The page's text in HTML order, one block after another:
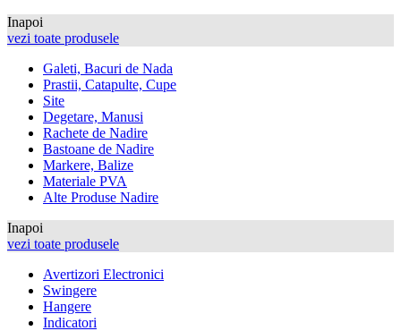
Inapoi
vezi toate produsele
Galeti, Bacuri de Nada
Prastii, Catapulte, Cupe
Site
Degetare, Manusi
Rachete de Nadire
Bastoane de Nadire
Markere, Balize
Materiale PVA
Alte Produse Nadire
Inapoi
vezi toate produsele
Avertizori Electronici
Swingere
Hangere
Indicatori